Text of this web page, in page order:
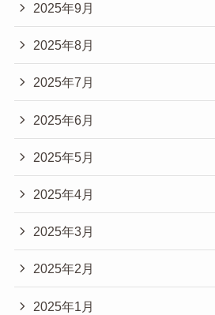
2025年9月
2025年8月
2025年7月
2025年6月
2025年5月
2025年4月
2025年3月
2025年2月
2025年1月